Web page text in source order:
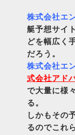
株式会社エ
艇予想サイ
どを幅広く
だろう。
株式会社エ
式会社アド
で大量に様
る。
しかもその
るのでこれ